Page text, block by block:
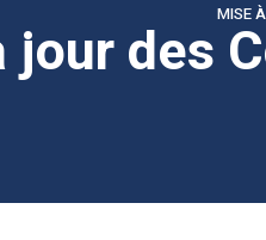
MISE
jour des